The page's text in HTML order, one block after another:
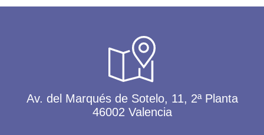
Av. del Marqués de Sotelo, 11, 2ª Planta
46002 Valencia